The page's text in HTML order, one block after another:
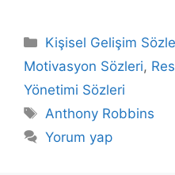
Kategoriler
Kişisel Gelişim
Motivasyon Sözleri,
Yönetimi Sözleri
Etiketler
Anthony Robbins
Yorum yap